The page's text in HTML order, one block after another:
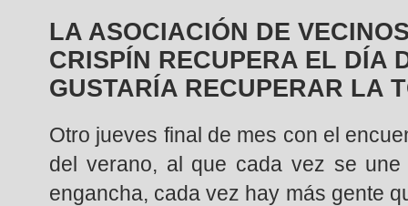
LA ASOCIACIÓN DE
CRISPÍN RECUPERA EL DÍA
GUSTARÍA RECUPERAR LA
Otro jueves final de mes con el
del verano, al que cada vez se
engancha, cada vez hay más gente